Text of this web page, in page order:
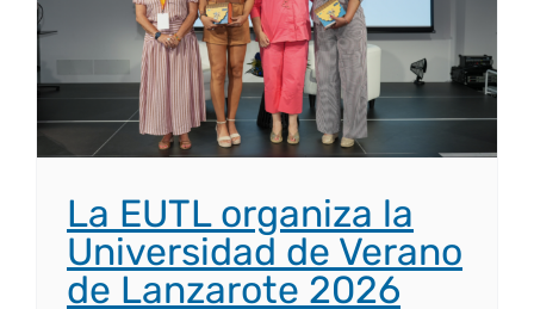
La EUTL organiza la
Universidad de Verano
de Lanzarote 2026